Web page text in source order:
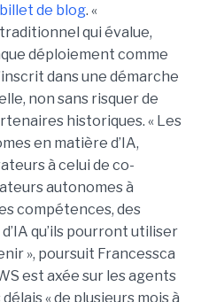
de blog. «
qui évalue,
déploiement comme
dans une démarche
non sans risquer de
historiques. « Les
en matière d’IA,
à celui de co-
autonomes à
compétences, des
qu’ils pourront utiliser
», poursuit Francessca
est axée sur les agents
« de plusieurs mois à